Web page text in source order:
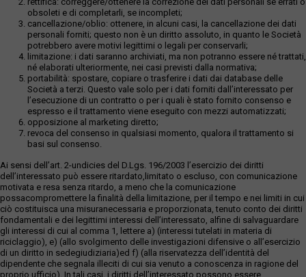
obsoleti e di completarli, se incompleti;
cancellazione/oblio: ottenere, in alcuni casi, la cancellazione dei dati
personali forniti; questo non è un diritto assoluto, in quanto le Società
potrebbero avere motivi legittimi o legali per conservarli;
limitazione: i dati saranno archiviati, ma non potranno essere né trattati,
né elaborati ulteriormente, nei casi previsti dalla normativa;
portabilità: spostare, copiare o trasferire i dati dai database delle
Società a terzi. Questo vale solo per i dati forniti dall’interessato per
l’esecuzione di un contratto o per i quali è stato fornito consenso e
espresso e il trattamento viene eseguito con mezzi automatizzati;
opposizione al marketing diretto;
revoca del consenso in qualsiasi momento, qualora il trattamento si
basi sul consenso.
Ai sensi dell’art. 2-undicies del D.Lgs. 196/2003 l’esercizio dei diritti
dell’interessato può essere ritardato,limitato o escluso, con comunicazione
motivata e resa senza ritardo, a meno che la comunicazione
possacompromettere la finalità della limitazione, per il tempo e nei limiti in cui
ciò costituisca una misuranecessaria e proporzionata, tenuto conto dei diritti
fondamentali e dei legittimi interessi dell’interessato, alfine di salvaguardare
gli interessi di cui al comma 1, lettere a) (interessi tutelati in materia di
riciclaggio), e) (allo svolgimento delle investigazioni difensive o all’esercizio
di un diritto in sedegiudiziaria)ed f) (alla riservatezza dell’identità del
dipendente che segnala illeciti di cui sia venuto a conoscenza in ragione del
proprio ufficio). In tali casi, i diritti dell’interessato possono essere